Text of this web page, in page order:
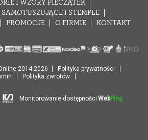
I WZORY PIECZĄTEK
I STEMPLE
PROMOCJE O FIRMIE KONTAKT
2014-2026
Polityka prywatności
Polityka zwrotów
Monitorowanie dostępności WebPing